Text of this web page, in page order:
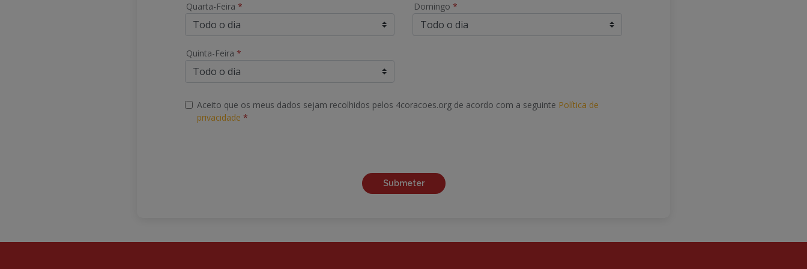
Quarta-Feira *
Quinta-Feira *
Domingo *
Aceito que os meus dados sejam recolhidos pelos 4coracoes.org de acordo com a seguinte Política de
privacidade *